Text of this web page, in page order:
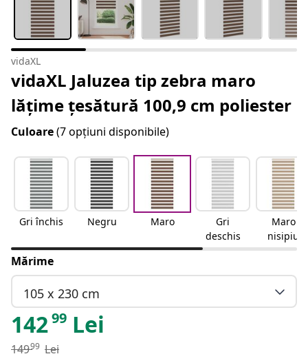
vidaXL
vidaXL Jaluzea tip zebra maro
lățime țesătură 100,9 cm poliester
Culoare(7 opțiuni disponibile)
Gri închis Negru Maro
Gri
deschis
Maro
nisipiu
Mărime
105 x 230 cm
14299 Lei
14999 Lei